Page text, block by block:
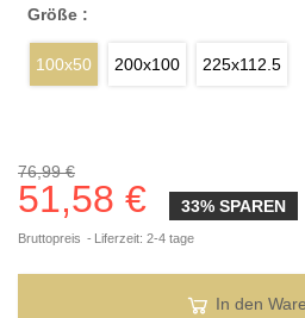
Größe :
100x50 200x100 225x112.5
76,99 €
51,58 € 33% SPAREN
Bruttopreis Liferzeit: 2-4 tage
In den